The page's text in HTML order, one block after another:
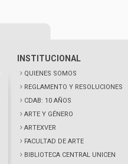
INSTITUCIONAL
QUIENES SOMOS
REGLAMENTO Y RESOLUCIONES
CDAB: 10 AÑOS
ARTE Y GÉNERO
ARTEXVER
FACULTAD DE ARTE
BIBLIOTECA CENTRAL UNICEN